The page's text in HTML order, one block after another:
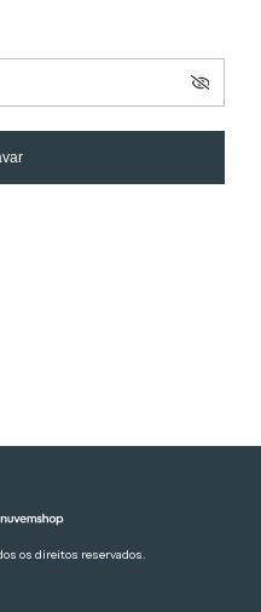
os direitos reservados.